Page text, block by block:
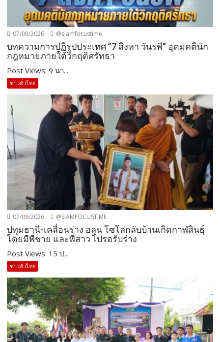
07/08/2026 @siamfocustime
บทความการปฏิรูปประเทศ ”7 สิงหา วันรพี“ อุดมคตินัก
กฎหมายภายใต้วิกฤติศรัทธา
Post Views: 9 นา...
ข่าวทั่วไทย
07/08/2026 @SIAMFOCUSTIME
ปทุมธานี-เคลื่อนร่าง ฮลุน โซโล่กลับบ้านเกิดกาฬสินธุ์
โดยมีพี่ชาย และพี่สาว ไปรอรับร่าง
Post Views: 15 ป...
ข่าวทั่วไทย